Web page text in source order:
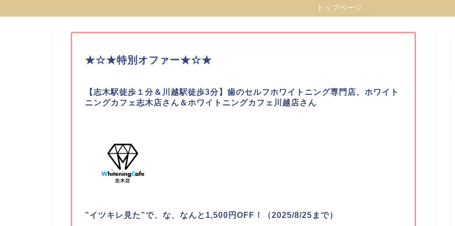
トップページ
★☆★特別オファー★☆★
【志木駅徒歩１分＆川越駅徒歩3分】歯のセルフホワイトニング専門店、ホワイト
ニングカフェ志木店さん＆ホワイトニングカフェ川越店さん
”イツキレ見た”で、な、なんと1,500円OFF！（2025/8/25まで）